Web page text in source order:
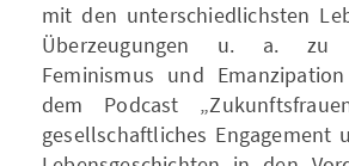
mit den unterschiedlichsten
Überzeugungen u. a. zu
Feminismus und
dem Podcast
gesellschaftliches Engagement